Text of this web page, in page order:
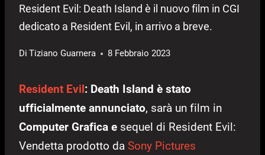
Resident Evil: Death Island è il nuovo film in CGI
dedicato a Resident Evil, in arrivo a breve.
Di Tiziano Guarnera 8 Febbraio 2023
Resident Evil: Death Island è stato
ufficialmente annunciato, sarà un film in
Computer Grafica e sequel di Resident Evil:
Vendetta prodotto da Sony Pictures